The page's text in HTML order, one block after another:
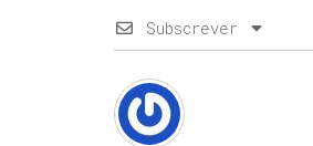
Subscrever